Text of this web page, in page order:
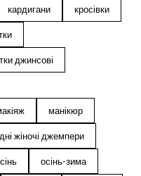
кардигани кросівки
джинсові
манікюр
жіночі джемпери
осінь-зима